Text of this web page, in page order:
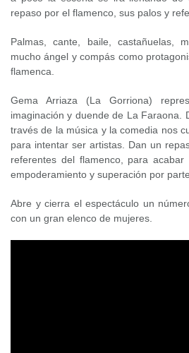
repaso por el flamenco, sus palos y
Palmas, cante, baile, castañuelas,
mucho ángel y compás como
flamenca.
Gema Arriaza (La Gorriona)
imaginación y duende de La Faraona.
través de la música y la comedia nos
para intentar ser artistas. Dan un
referentes del flamenco, para
empoderamiento y superación por
Abre y cierra el espectáculo un
con un gran elenco de mujeres.